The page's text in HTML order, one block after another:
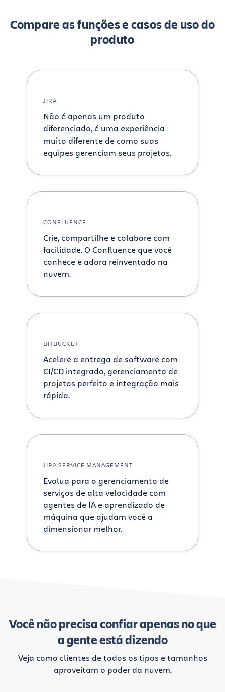
Compare as funções e casos de uso do
produto
JIRA
Não é apenas um produto
diferenciado, é uma experiência
muito diferente de como suas
equipes gerenciam seus projetos.
CONFLUENCE
Crie, compartilhe e colabore com
facilidade. O Confluence que você
conhece e adora reinventado na
nuvem.
BITBUCKET
Acelere a entrega de software com
CI/CD integrado, gerenciamento de
projetos perfeito e integração mais
rápida.
JIRA SERVICE MANAGEMENT
Evolua para o gerenciamento de
serviços de alta velocidade com
agentes de IA e aprendizado de
máquina que ajudam você a
dimensionar melhor.
Você não precisa confiar apenas no que
a gente está dizendo
Veja como clientes de todos os tipos e tamanhos
aproveitam o poder da nuvem.